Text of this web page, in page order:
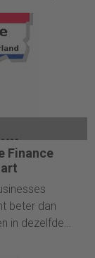
(High
te maken.
Waal, de
High
bedrijven
kunnen
financiële
Finance
beter dan
in dezelfde